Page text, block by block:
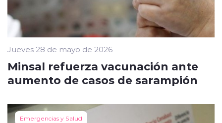
Jueves 28 de mayo de 2026
Minsal refuerza vacunación ante
aumento de casos de sarampión
Emergencias y Salud